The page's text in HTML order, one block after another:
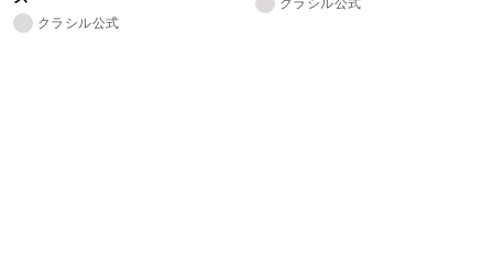
クラシル公式